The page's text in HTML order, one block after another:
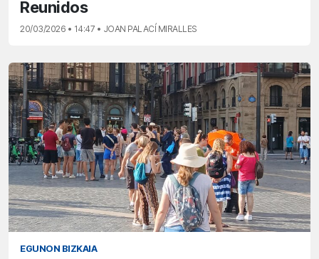
Reunidos
20/03/2026 • 14:47 • JOAN PALACÍ MIRALLES
EGUNON BIZKAIA